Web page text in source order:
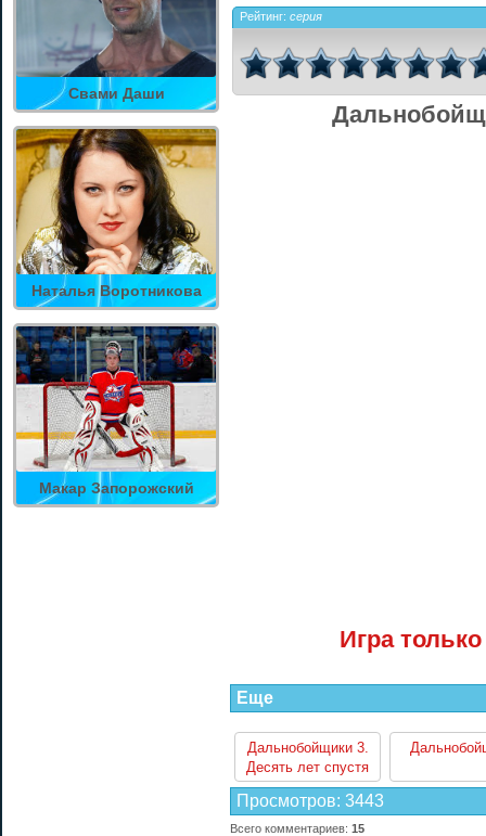
Свами Даши
Наталья Воротникова
Макар Запорожский
Рейтинг: серия
Игра
Еще
Дальнобойщики 3.
Десять лет спустя
Просмотров: 3443
Всего комментариев: 15